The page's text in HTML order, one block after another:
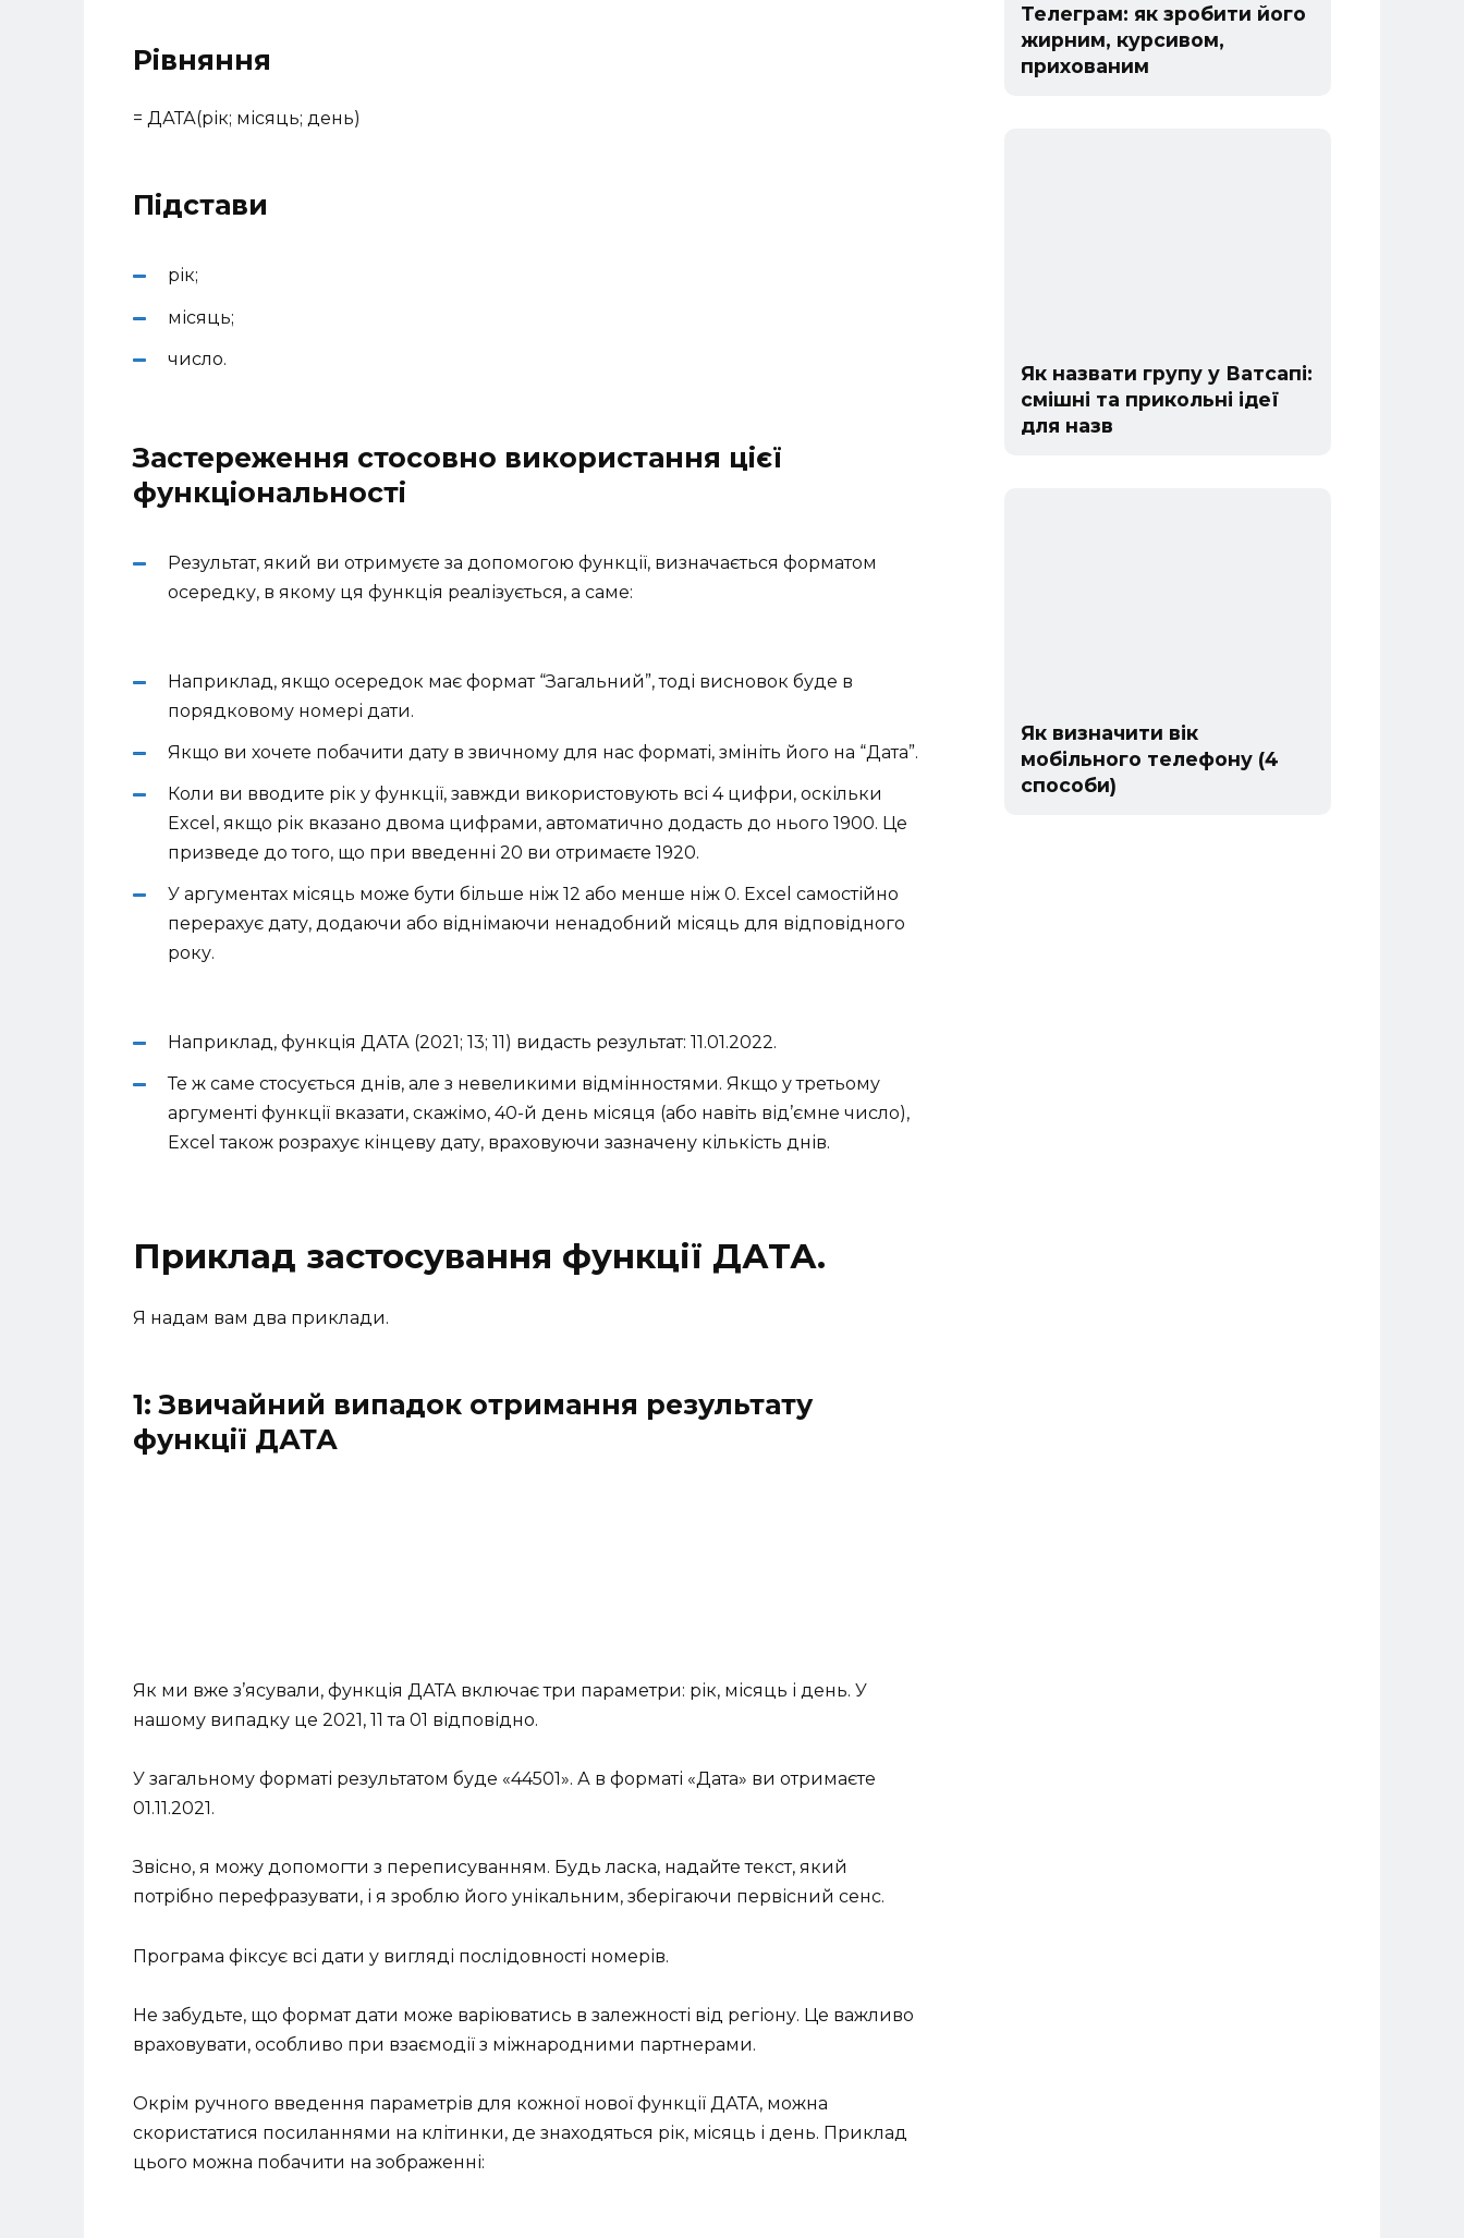
Рівняння
= ДАТА(рік; місяць; день)
Підстави
рік;
місяць;
число.
Застереження стосовно використання цієї
функціональності
Результат, який ви отримуєте за допомогою функції, визначається форматом
осередку, в якому ця функція реалізується, а саме:
Наприклад, якщо осередок має формат “Загальний”, тоді висновок буде в
порядковому номері дати.
Якщо ви хочете побачити дату в звичному для нас форматі, змініть його на “Дата”.
Коли ви вводите рік у функції, завжди використовують всі 4 цифри, оскільки
Excel, якщо рік вказано двома цифрами, автоматично додасть до нього 1900. Це
призведе до того, що при введенні 20 ви отримаєте 1920.
У аргументах місяць може бути більше ніж 12 або менше ніж 0. Excel самостійно
перерахує дату, додаючи або віднімаючи ненадобний місяць для відповідного
року.
Наприклад, функція ДАТА (2021; 13; 11) видасть результат: 11.01.2022.
Те ж саме стосується днів, але з невеликими відмінностями. Якщо у третьому
аргументі функції вказати, скажімо, 40-й день місяця (або навіть від’ємне число),
Excel також розрахує кінцеву дату, враховуючи зазначену кількість днів.
Приклад застосування функції ДАТА.
Я надам вам два приклади.
1: Звичайний випадок отримання результату
функції ДАТА
Як ми вже з’ясували, функція ДАТА включає три параметри: рік, місяць і день. У
нашому випадку це 2021, 11 та 01 відповідно.
У загальному форматі результатом буде «44501». А в форматі «Дата» ви отримаєте
01.11.2021.
Звісно, я можу допомогти з переписуванням. Будь ласка, надайте текст, який
потрібно перефразувати, і я зроблю його унікальним, зберігаючи первісний сенс.
Програма фіксує всі дати у вигляді послідовності номерів.
Не забудьте, що формат дати може варіюватись в залежності від регіону. Це важливо
враховувати, особливо при взаємодії з міжнародними партнерами.
Окрім ручного введення параметрів для кожної нової функції ДАТА, можна
скористатися посиланнями на клітинки, де знаходяться рік, місяць і день. Приклад
цього можна побачити на зображенні:
Телеграм: як зробити його
жирним, курсивом,
прихованим
Як назвати групу у Ватсапі:
смішні та прикольні ідеї
для назв
Як визначити вік
мобільного телефону (4
способи)